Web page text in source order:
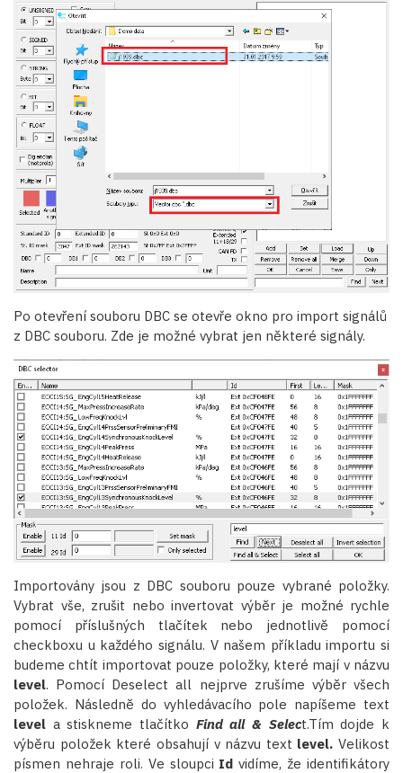
Po otevření souboru DBC se otevře okno pro import signálů
z DBC souboru. Zde je možné vybrat jen některé signály.
Importovány jsou z DBC souboru pouze vybrané položky.
Vybrat vše, zrušit nebo invertovat výběr je možné rychle
pomocí příslušných tlačítek nebo jednotlivě pomocí
checkboxu u každého signálu. V našem příkladu importu si
budeme chtít importovat pouze položky, které mají v názvu
level. Pomocí Deselect all nejprve zrušíme výběr všech
položek. Následně do vyhledávacího pole napíšeme text
level a stiskneme tlačítko Find all & Select.Tím dojde k
výběru položek které obsahují v názvu text level. Velikost
písmen nehraje roli. Ve sloupci Idvidíme, že identifikátory